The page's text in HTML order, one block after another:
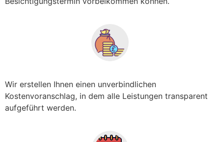
Wir erstellen Ihnen einen unverbindlichen
Kostenvoranschlag, in dem alle Leistungen transparent
aufgeführt werden.